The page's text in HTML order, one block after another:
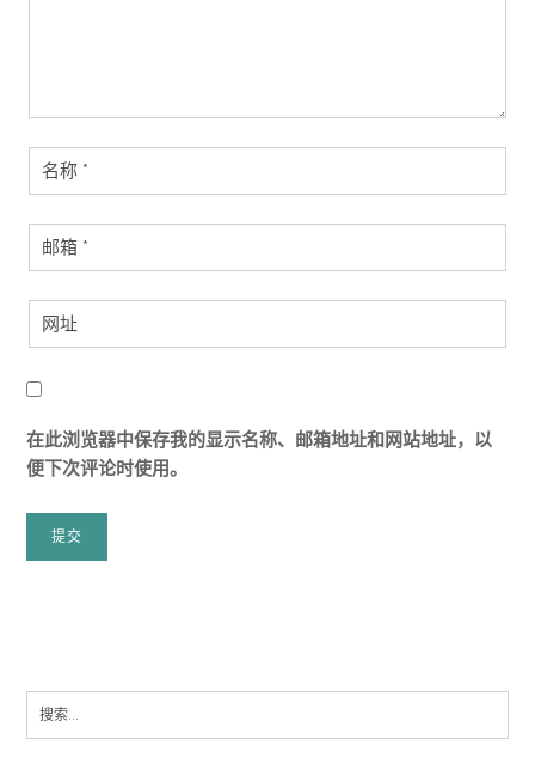
在此浏览器中保存我的显示名称、邮箱地址和网站地址，以
便下次评论时使用。
Search